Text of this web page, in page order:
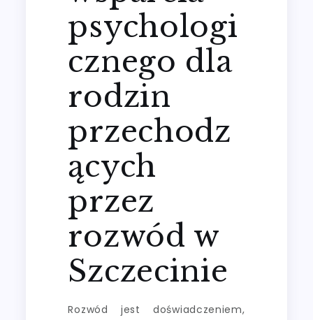
psychologi
cznego dla
rodzin
przechodz
ących
przez
rozwód w
Szczecinie
Rozwód jest doświadczeniem,